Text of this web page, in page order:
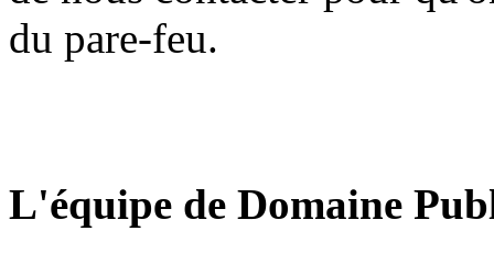
du pare-feu.
L'équipe de Domaine